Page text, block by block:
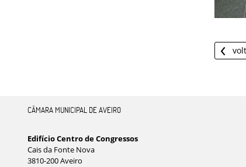
CÂMARA MUNICIPAL DE AVEIRO
Edifício Centro de Congressos
Cais da Fonte Nova
3810-200 Aveiro